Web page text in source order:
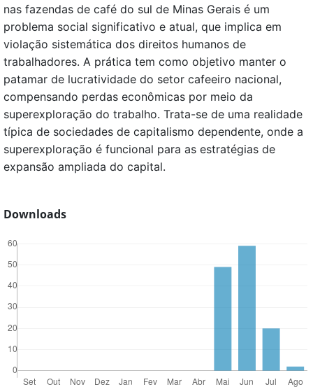
nas fazendas de café do sul de Minas Gerais é um
problema social significativo e atual, que implica em
violação sistemática dos direitos humanos de
trabalhadores. A prática tem como objetivo manter o
patamar de lucratividade do setor cafeeiro nacional,
compensando perdas econômicas por meio da
superexploração do trabalho. Trata-se de uma realidade
típica de sociedades de capitalismo dependente, onde a
superexploração é funcional para as estratégias de
expansão ampliada do capital.
Downloads